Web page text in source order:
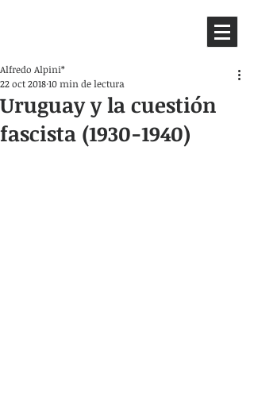
Uruguay y la cuestión
fascista (1930-1940)
Alfredo Alpini*
22 oct 201810 min de lectura